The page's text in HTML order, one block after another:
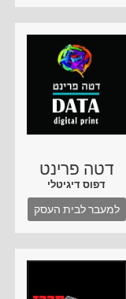
דטה פרינט
דפוס דיגיטלי
למעבר לבית העסק